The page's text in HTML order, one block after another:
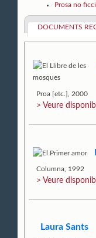
Prosa no
DOCUMENTS
Proa [etc.], 2000
> Veure
Columna, 1992
> Veure
Laura Sants